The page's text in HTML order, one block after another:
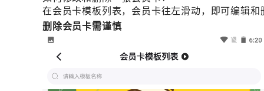
在会员卡模板列表，会员卡往左滑动，即可编辑和
删除会员卡需谨慎